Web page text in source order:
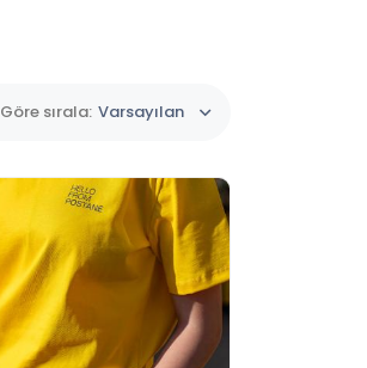
Göre sırala: Varsayılan